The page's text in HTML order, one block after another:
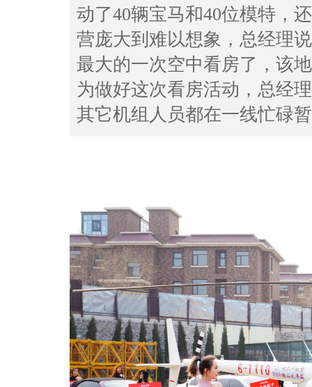
动了40辆宝马和40位模特，
营庞大到难以想象，总经理
最大的一次空中看房了，该
为做好这次看房活动，总经
其它机组人员都在一线忙碌